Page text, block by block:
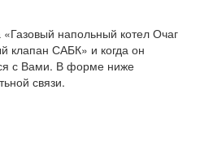
напольный котел Очаг
клапан САБК» и когда он
с Вами. В форме ниже
связи.